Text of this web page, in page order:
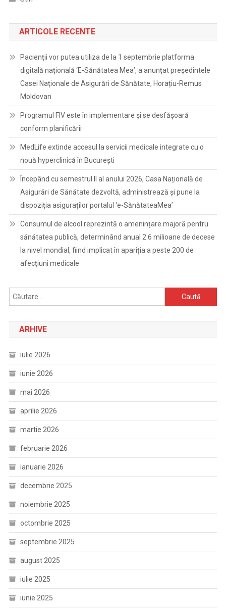
ARTICOLE RECENTE
Pacienții vor putea utiliza de la 1 septembrie platforma
digitală națională ‘E-Sănătatea Mea’, a anunțat președintele
Casei Naționale de Asigurări de Sănătate, Horațiu-Remus
Moldovan
Programul FIV este în implementare și se desfășoară
conform planificării
MedLife extinde accesul la servicii medicale integrate cu o
nouă hyperclinică în București
Începând cu semestrul II al anului 2026, Casa Națională de
Asigurări de Sănătate dezvoltă, administrează și pune la
dispoziția asiguraților portalul ‘e-SănătateaMea’
Consumul de alcool reprezintă o amenințare majoră pentru
sănătatea publică, determinând anual 2.6 milioane de decese
la nivel mondial, fiind implicat în apariția a peste 200 de
afecțiuni medicale
Caută
după:
ARHIVE
iulie 2026
iunie 2026
mai 2026
aprilie 2026
martie 2026
februarie 2026
ianuarie 2026
decembrie 2025
noiembrie 2025
octombrie 2025
septembrie 2025
august 2025
iulie 2025
iunie 2025